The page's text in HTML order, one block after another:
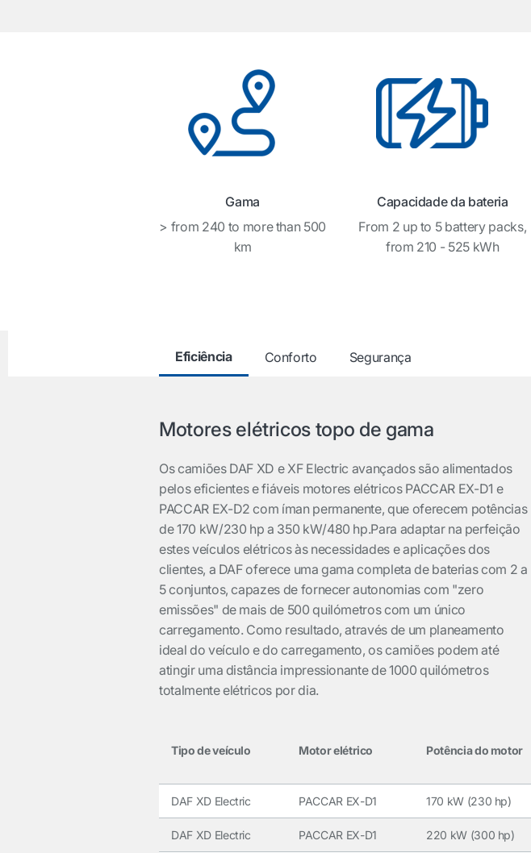
Gama
> from 240 to more than 500
km
Capacidade da bateria
From 2 up to 5 battery packs,
from 210 - 525 kWh
Eficiência Conforto Segurança
Motores elétricos topo de gama
Os camiões DAF XD e XF Electric avançados são alimentados
pelos eficientes e fiáveis motores elétricos PACCAR EX-D1 e
PACCAR EX-D2 com íman permanente, que oferecem potências
de 170 kW/230 hp a 350 kW/480 hp.Para adaptar na perfeição
estes veículos elétricos às necessidades e aplicações dos
clientes, a DAF oferece uma gama completa de baterias com 2 a
5 conjuntos, capazes de fornecer autonomias com "zero
emissões" de mais de 500 quilómetros com um único
carregamento. Como resultado, através de um planeamento
ideal do veículo e do carregamento, os camiões podem até
atingir uma distância impressionante de 1000 quilómetros
totalmente elétricos por dia.
Tipo de veículo Motor elétrico Potência do motor
DAF XD Electric PACCAR EX-D1 170 kW (230 hp)
DAF XD Electric PACCAR EX-D1 220 kW (300 hp)